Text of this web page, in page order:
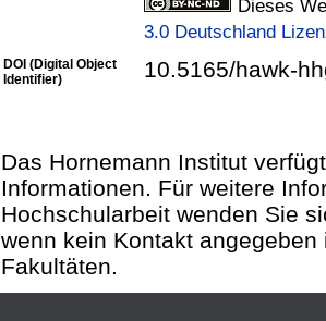
Dieses
3.0 Deutschland
DOI (Digital Object
Identifier)
10.5165/hawk-
Das Hornemann Institut
Informationen. Für weitere
Hochschularbeit wenden Sie
wenn kein Kontakt
Fakultäten.